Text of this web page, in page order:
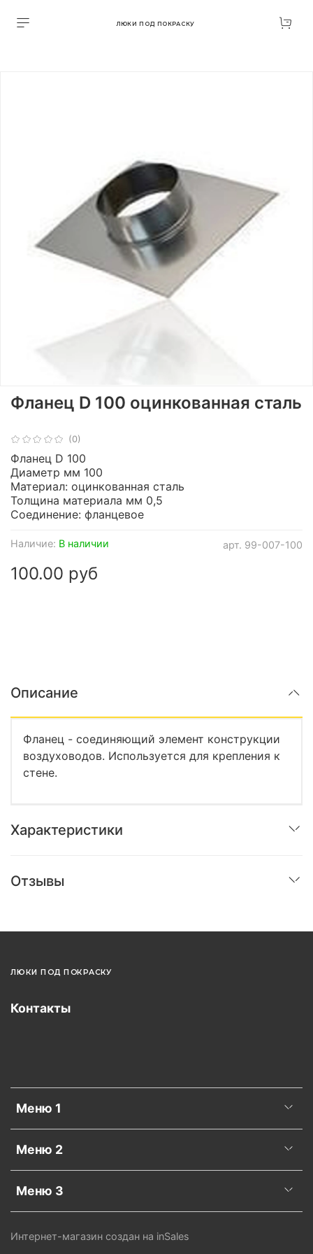
ЛЮКИ ПОД ПОКРАСКУ
(0)
арт. 99-007-100
Наличие: В наличии
Фланец D 100 оцинкованная сталь
100.00 руб
Фланец D 100
Диаметр мм 100
Материал: оцинкованная сталь
Толщина материала мм 0,5
Соединение: фланцевое
Описание
Фланец - соединяющий элемент конструкции
воздуховодов. Используется для крепления к
стене.
Характеристики
Отзывы
ЛЮКИ ПОД ПОКРАСКУ
Меню 1
Меню 2
Меню 3
Контакты
Интернет-магазин создан на inSales